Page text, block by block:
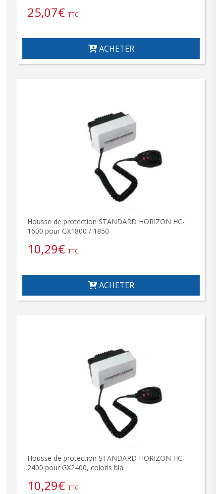
25,07€ TTC
ACHETER
Housse de protection STANDARD HORIZON HC-
1600 pour GX1800 / 1850
10,29€ TTC
ACHETER
Housse de protection STANDARD HORIZON HC-
2400 pour GX2400, coloris bla
10,29€ TTC